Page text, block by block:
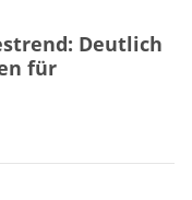
Deutlich
für